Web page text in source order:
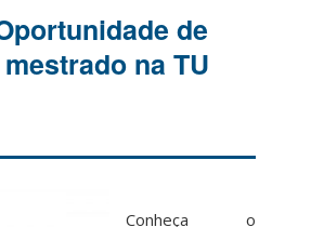
de
na TU
Conheça o